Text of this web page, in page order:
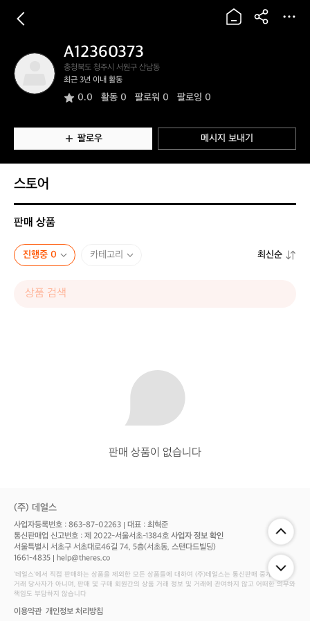
A
1
2
0
7
3
A12360373
충청북도 청주시 서원구 산남동
최근 3년 이내 활동
0.0 활동 0 팔로워 0 팔로잉 0
팔로우 메시지 보내기
스토어
판매 상품
진행중 0 카테고리 최신순
판매 상품이 없습니다
(주) 데얼스
사업자등록번호 : 863-87-02263 대표 : 최혁준
통신판매업 신고번호 : 제 2022-서울서초-1384호 사업자 정보 확인
서울특별시 서초구 서초대로46길 74, 5층(서초동, 스탠다드빌딩)
1661-4835 help@theres.co
‘데얼스'에서 직접 판매하는 상품을 제외한 모든 상품들에 대하여 (주)데얼스는 통신판매 중개자로서
거래 당사자가 아니며, 판매 및 구매 회원간의 상품 거래 정보 및 거래에 관여하지 않고 어떠한 의무와
책임도 부담하지 않습니다
이용약관 개인정보 처리방침